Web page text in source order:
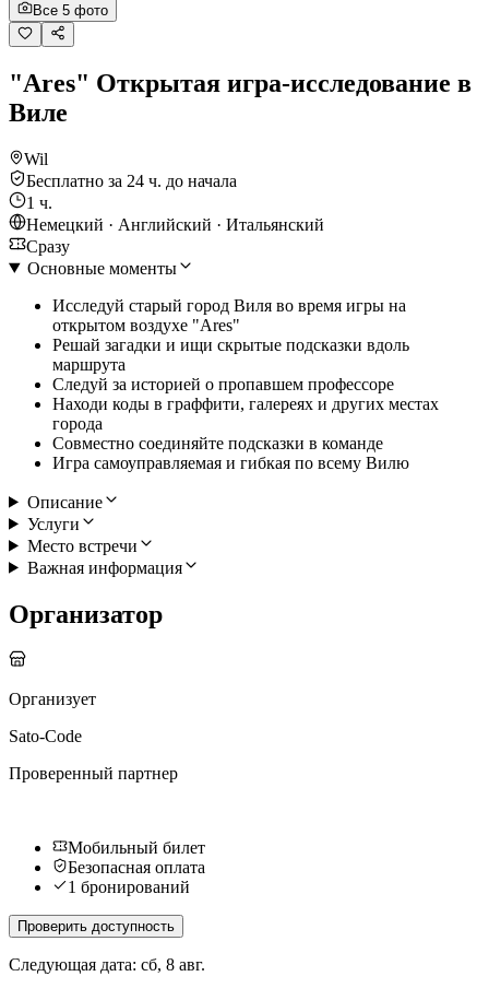
Все 5 фото
"Ares" Открытая игра-исследование в
Виле
Wil
Бесплатно за 24 ч. до начала
1 ч.
Немецкий · Английский · Итальянский
Сразу
Основные моменты
Исследуй старый город Виля во время игры на
открытом воздухе "Ares"
Решай загадки и ищи скрытые подсказки вдоль
маршрута
Следуй за историей о пропавшем профессоре
Находи коды в граффити, галереях и других местах
города
Совместно соединяйте подсказки в команде
Игра самоуправляемая и гибкая по всему Вилю
Описание
Услуги
Место встречи
Важная информация
Организатор
Организует
Sato-Code
Проверенный партнер
Мобильный билет
Безопасная оплата
1 бронирований
Проверить доступность
Следующая дата: сб, 8 авг.